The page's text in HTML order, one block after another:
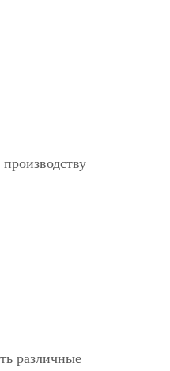
различные